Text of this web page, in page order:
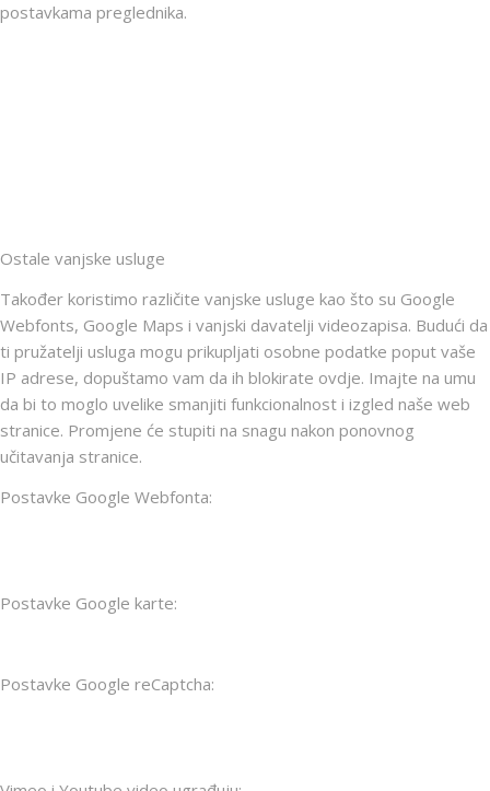
postavkama preglednika.
Ostale vanjske usluge
Također koristimo različite vanjske usluge kao što su Google
Webfonts, Google Maps i vanjski davatelji videozapisa. Budući da
ti pružatelji usluga mogu prikupljati osobne podatke poput vaše
IP adrese, dopuštamo vam da ih blokirate ovdje. Imajte na umu
da bi to moglo uvelike smanjiti funkcionalnost i izgled naše web
stranice. Promjene će stupiti na snagu nakon ponovnog
učitavanja stranice.
Postavke Google Webfonta:
Postavke Google karte:
Postavke Google reCaptcha: